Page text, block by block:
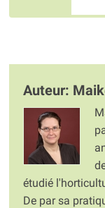
Auteur:
étudié
De par sa